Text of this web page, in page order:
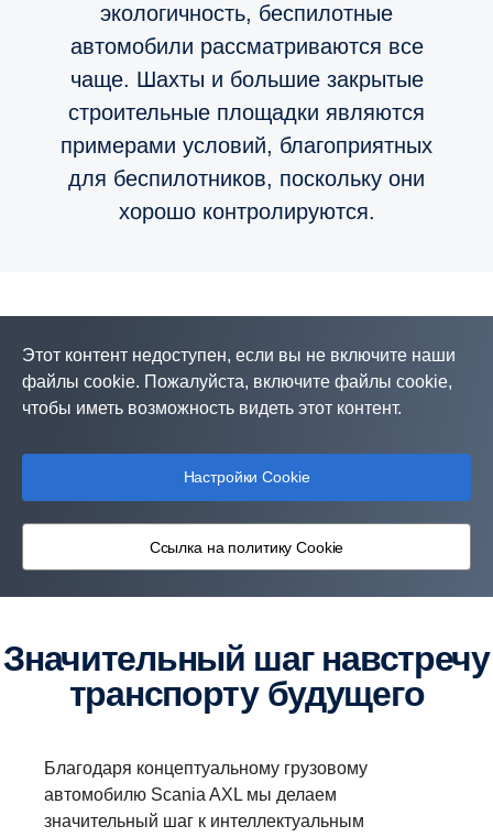
экологичность, беспилотные
автомобили рассматриваются все
чаще. Шахты и большие закрытые
строительные площадки являются
примерами условий, благоприятных
для беспилотников, поскольку они
хорошо контролируются.
Этот контент недоступен, если вы не включите наши
файлы cookie. Пожалуйста, включите файлы cookie,
чтобы иметь возможность видеть этот контент.
Настройки Cookie
Ссылка на политику Cookie
Значительный шаг навстречу
транспорту будущего
Благодаря концептуальному грузовому
автомобилю Scania AXL мы делаем
значительный шаг к интеллектуальным